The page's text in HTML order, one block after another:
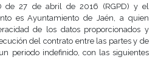
de 27 de abril de 2016 (RGPD) y el
es Ayuntamiento de Jaén, a quien
de los datos proporcionados y
del contrato entre las partes y de
periodo indefinido, con las siguientes